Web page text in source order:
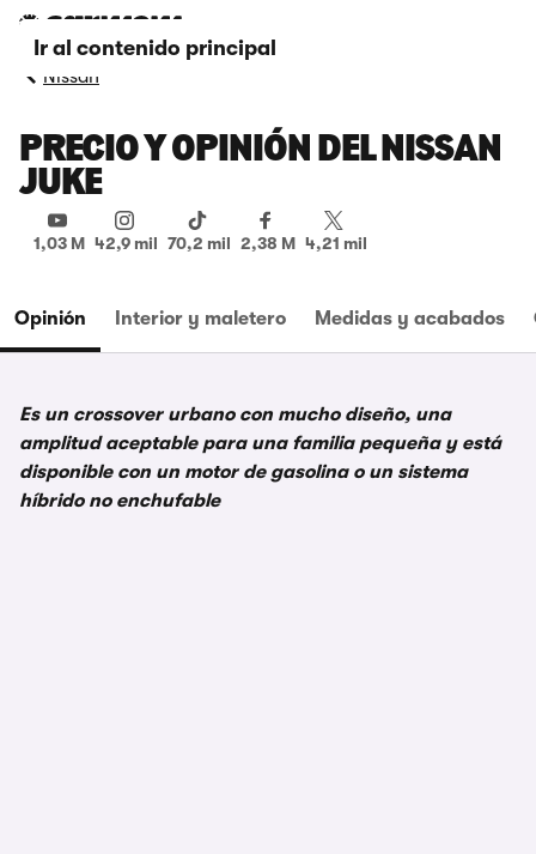
Ir al contenido principal
Nissan
PRECIO Y OPINIÓN DEL NISSAN
JUKE
1,03 M 42,9 mil 70,2 mil 2,38 M 4,21 mil
Opinión Interior y maletero Medidas y acabados
Es un crossover urbano con mucho diseño, una
amplitud aceptable para una familia pequeña y está
disponible con un motor de gasolina o un sistema
híbrido no enchufable